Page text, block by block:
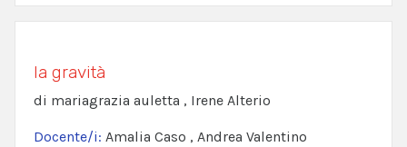
la gravità
di mariagrazia auletta , Irene Alterio
Docente/i: Amalia Caso , Andrea Valentino